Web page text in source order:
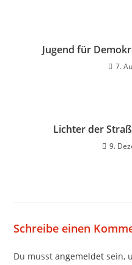
Jugend für
7.
Lichter der
9.
Schreibe einen
Du musstangemeldet sein,